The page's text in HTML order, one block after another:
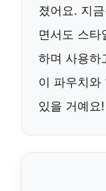
졌어요. 지
면서도 스타
하며 사용하
이 파우치와
있을 거예요!